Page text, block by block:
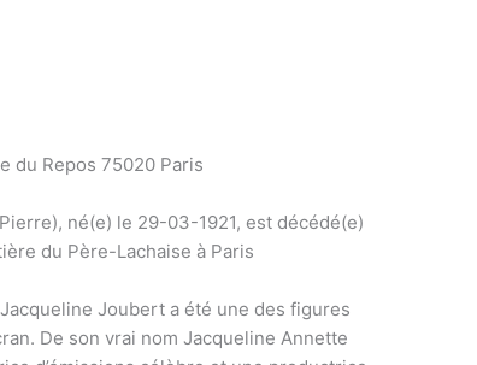
du Repos 75020 Paris
né(e) le 29-03-1921, est décédé(e)
du Père-Lachaise à Paris
Joubert a été une des figures
De son vrai nom Jacqueline Annette